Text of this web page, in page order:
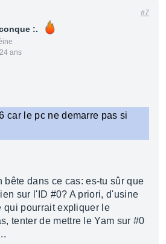
:.
ans
#7
car le pc ne demarre pas si
bête dans ce cas: es-tu sûr que
sur l'ID #0? A priori, d'usine
qui pourrait expliquer le
tenter de mettre le Yam sur #0